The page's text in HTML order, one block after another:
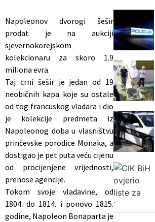
Napoleonov dvorogi šešir
prodat je na aukciji
sjevernokorejskom
kolekcionaru za skoro 1.9
miliona evra.
Taj crni šešir je jedan od 19
neobičnih kapa koje su ostale
od tog francuskog vladara i dio
je kolekcije predmeta iz
Napoleonog doba u vlasništvu
prinčevske porodice Monaka, a
dostigao je pet puta veću cijenu
od procijenjene vrijednosti,
prenose agencije.
Tokom svoje vladavine, od
1804. do 1814. i ponovo 1815.
godine, Napoleon Bonaparta je